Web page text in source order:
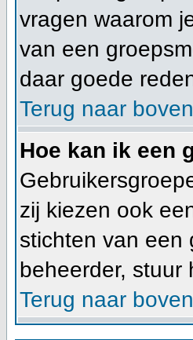
vragen waarom
van een
daar goede
Terug naar boven
Hoe kan ik een
zij kiezen ook
stichten van een
beheerder, stuur
Terug naar boven